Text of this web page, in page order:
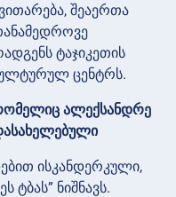
შეაერთა
ტაჯიკეთის
ცენტრს.
ალექსანდრე
ისკანდერკული,
ნიშნავს.